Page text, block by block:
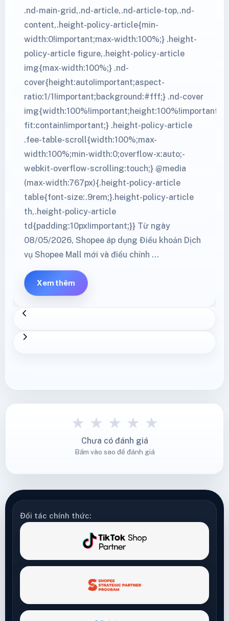
.nd-main-grid,.nd-article,.nd-article-top,.nd-
content,.height-policy-article{min-
width:0!important;max-width:100%;} .height-
policy-article figure,.height-policy-article
img{max-width:100%;} .nd-
cover{height:auto!important;aspect-
ratio:1/1!important;background:#fff;} .nd-cover
fit:contain!important;} .height-policy-article
.fee-table-scroll{width:100%;max-
width:100%;min-width:0;overflow-x:auto;-
webkit-overflow-scrolling:touch;} @media
(max-width:767px){.height-policy-article
table{font-size:.9rem;}.height-policy-article
th,.height-policy-article
td{padding:10px!important;}} Từ ngày
08/05/2026, Shopee áp dụng Điều khoản Dịch
vụ Shopee Mall mới và điều chỉnh …
Xem thêm
★ ★ ★ ★ ★
Chưa có đánh giá
Bấm vào sao để đánh giá
Đối tác chính thức: